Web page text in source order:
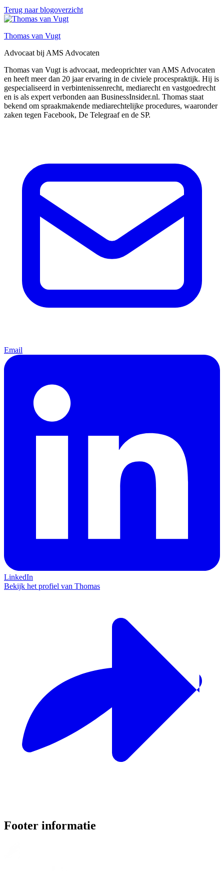
Terug naar blogoverzicht
Thomas van Vugt
Advocaat bij AMS Advocaten
Thomas van Vugt is advocaat, medeoprichter van AMS Advocaten
en heeft meer dan 20 jaar ervaring in de civiele procespraktijk. Hij is
gespecialiseerd in verbintenissenrecht, mediarecht en vastgoedrecht
en is als expert verbonden aan BusinessInsider.nl. Thomas staat
bekend om spraakmakende mediarechtelijke procedures, waaronder
zaken tegen Facebook, De Telegraaf en de SP.
Email
LinkedIn
Bekijk het profiel van Thomas
Footer informatie